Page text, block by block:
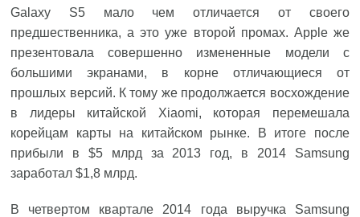
Galaxy S5 мало чем отличается от своего
предшественника, а это уже второй промах. Apple же
презентовала совершенно измененные модели с
большими экранами, в корне отличающиеся от
прошлых версий. К тому же продолжается восхождение
в лидеры китайской Xiaomi, которая перемешала
корейцам карты на китайском рынке. В итоге после
прибыли в $5 млрд за 2013 год, в 2014 Samsung
заработал $1,8 млрд.
В четвертом квартале 2014 года выручка Samsung